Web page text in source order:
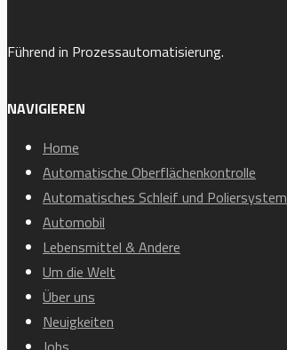
Führend in Prozessautomatisierung.
NAVIGIEREN
Home
Automatische Oberflächenkontrolle
Automatisches Schleif und Poliersystem
Automobil
Lebensmittel & Andere
Um die Welt
Über uns
Neuigkeiten